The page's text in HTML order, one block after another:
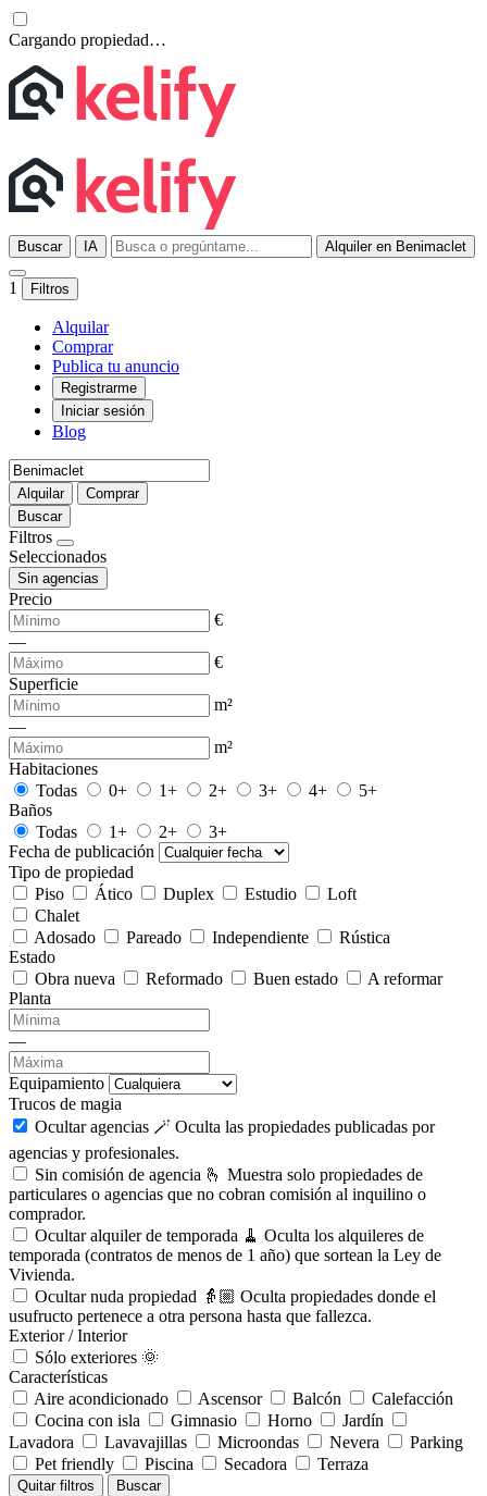
Cargando propiedad…
Buscar IA Alquiler en Benimaclet
1 Filtros
Alquilar
Comprar
Publica tu anuncio
Registrarme
Iniciar sesión
Blog
Alquilar
Comprar
Buscar
Filtros
Seleccionados
Sin agencias
Precio
€
—
€
Superficie
m²
—
m²
Habitaciones
Todas
0+ 1+ 2+ 3+ 4+
5+
Baños
Todas
1+ 2+
3+
Fecha de publicación
Tipo de propiedad
Piso
Ático Duplex Estudio
Loft
Chalet
Adosado
Pareado Independiente
Rústica
Estado
Obra nueva
Reformado Buen estado
A reformar
Planta
—
Equipamiento
Trucos de magia
Ocultar agencias 🪄 Oculta las propiedades publicadas por
agencias y profesionales.
Sin comisión de agencia 🫰 Muestra solo propiedades de
particulares o agencias que no cobran comisión al inquilino o
comprador.
Ocultar alquiler de temporada 🧹 Oculta los alquileres de
temporada (contratos de menos de 1 año) que sortean la Ley de
Vivienda.
Ocultar nuda propiedad 👵🏼 Oculta propiedades donde el
usufructo pertenece a otra persona hasta que fallezca.
Exterior / Interior
Sólo exteriores 🌞
Características
Aire acondicionado
Ascensor Balcón
Calefacción
Cocina con isla
Gimnasio Horno
Jardín
Lavadora
Lavavajillas Microondas Nevera
Parking
Pet friendly
Piscina Secadora Terraza
Quitar filtros Buscar